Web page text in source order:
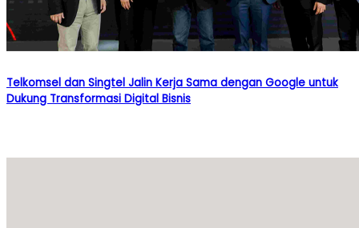
Telkomsel dan Singtel Jalin Kerja Sama dengan Google untuk
Dukung Transformasi Digital Bisnis